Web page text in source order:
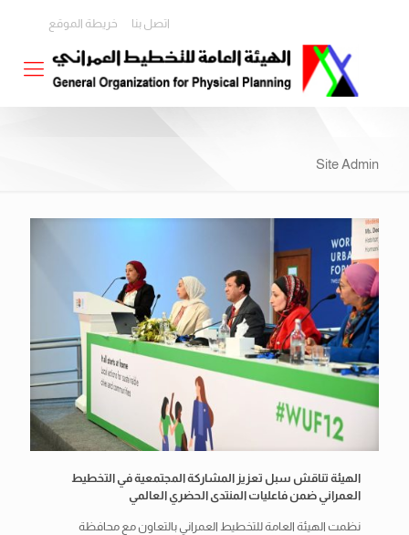
اتصل بنا خريطة الموقع
Site Admin
الهيئة تناقش سبل تعزيز المشاركة المجتمعية في التخطيط
العمراني ضمن فاعليات المنتدى الحضري العالمي
نظمت الهيئة العامة للتخطيط العمراني بالتعاون مع محافظة